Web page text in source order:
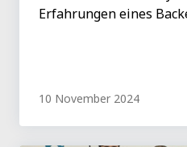
Erfahrungen eines
10 November 2024